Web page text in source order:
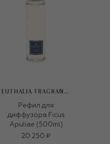
EUTHALIA FRAGRANCES
Рефил для
диффузора Ficus
Apuliae (500ml)
20 250 ₽